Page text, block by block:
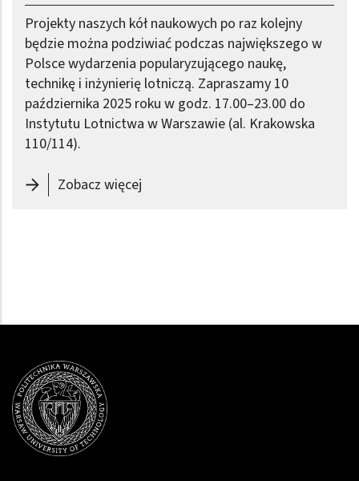
Projekty naszych kół naukowych po raz kolejny
będzie można podziwiać podczas największego w
Polsce wydarzenia popularyzującego naukę,
technikę i inżynierię lotniczą. Zapraszamy 10
października 2025 roku w godz. 17.00–23.00 do
Instytutu Lotnictwa w Warszawie (al. Krakowska
110/114).
Zobacz więcej-